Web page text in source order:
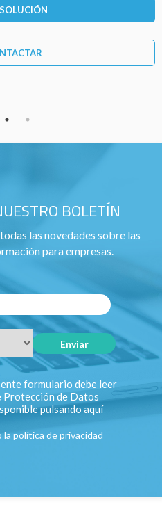
BOLETÍN
las novedades sobre las
para empresas.
formulario debe leer
de Datos
pulsando aquí
la política de privacidad